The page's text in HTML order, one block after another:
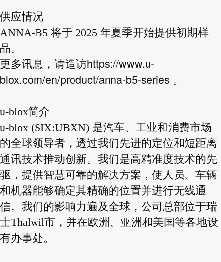
供应情况
ANNA-B5 将于 2025 年夏季开始提供初期样
品。
更多讯息，请造访https://www.u-
blox.com/en/product/anna-b5-series 。
u-blox简介
u-blox (SIX:UBXN) 是汽车、工业和消费市场
的全球领导者，透过我们先进的定位和短距离
通讯技术推动创新。我们是高精准度技术的先
驱，提供智慧可靠的解决方案，使人员、车辆
和机器能够确定其精确的位置并进行无线通
信。我们的影响力遍及全球，公司总部位于瑞
士Thalwil市，并在欧洲、亚洲和美国等各地设
有办事处。